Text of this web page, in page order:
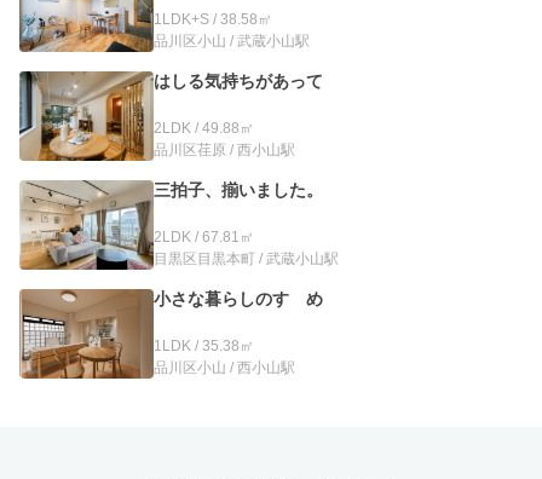
1LDK+S / 38.58㎡
品川区小山 / 武蔵小山駅
はしる気持ちがあって
2LDK / 49.88㎡
品川区荏原 / 西小山駅
三拍子、揃いました。
2LDK / 67.81㎡
目黒区目黒本町 / 武蔵小山駅
小さな暮らしのすゝめ
1LDK / 35.38㎡
品川区小山 / 西小山駅